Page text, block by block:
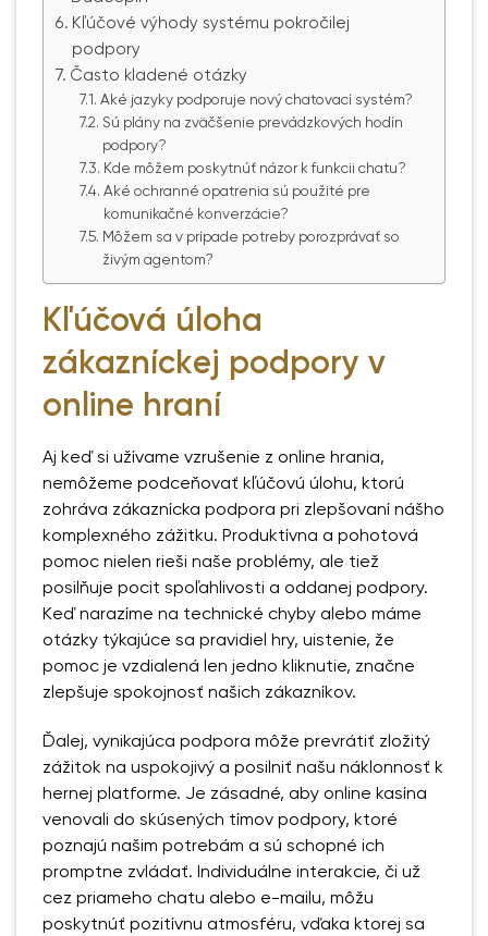
Kľúčové výhody systému pokročilej
podpory
Často kladené otázky
Aké jazyky podporuje nový chatovací systém?
Sú plány na zväčšenie prevádzkových hodín
podpory?
Kde môžem poskytnúť názor k funkcii chatu?
Aké ochranné opatrenia sú použité pre
komunikačné konverzácie?
Môžem sa v prípade potreby porozprávať so
živým agentom?
Kľúčová úloha
zákazníckej podpory v
online hraní
Aj keď si užívame vzrušenie z online hrania,
nemôžeme podceňovať kľúčovú úlohu, ktorú
zohráva zákaznícka podpora pri zlepšovaní nášho
komplexného zážitku. Produktívna a pohotová
pomoc nielen rieši naše problémy, ale tiež
posilňuje pocit spoľahlivosti a oddanej podpory.
Keď narazíme na technické chyby alebo máme
otázky týkajúce sa pravidiel hry, uistenie, že
pomoc je vzdialená len jedno kliknutie, značne
zlepšuje spokojnosť našich zákazníkov.
Ďalej, vynikajúca podpora môže prevrátiť zložitý
zážitok na uspokojivý a posilniť našu náklonnosť k
hernej platforme. Je zásadné, aby online kasína
venovali do skúsených tímov podpory, ktoré
poznajú našim potrebám a sú schopné ich
promptne zvládať. Individuálne interakcie, či už
cez priameho chatu alebo e-mailu, môžu
poskytnúť pozitívnu atmosféru, vďaka ktorej sa